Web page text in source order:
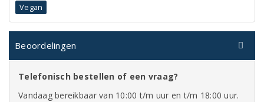
Vegan
Beoordelingen
Telefonisch bestellen of een vraag?
Vandaag bereikbaar van 10:00 t/m uur en t/m 18:00 uur.